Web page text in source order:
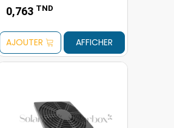
0,763 TND
AJOUTER AFFICHER